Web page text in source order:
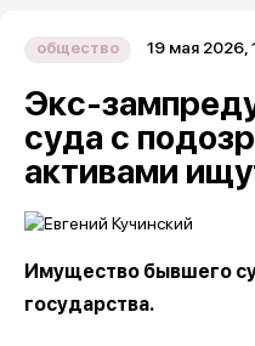
общество 19 мая 2026,
Экс-
суда с
активами
Имущество бывшего
государства.